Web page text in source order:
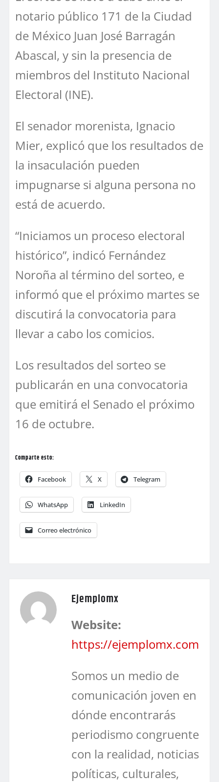
notario público 171 de la Ciudad
de México Juan José Barragán
Abascal, y sin la presencia de
miembros del Instituto Nacional
Electoral (INE).
El senador morenista, Ignacio
Mier, explicó que los resultados de
la insaculación pueden
impugnarse si alguna persona no
está de acuerdo.
“Iniciamos un proceso electoral
histórico”, indicó Fernández
Noroña al término del sorteo, e
informó que el próximo martes se
discutirá la convocatoria para
llevar a cabo los comicios.
Los resultados del sorteo se
publicarán en una convocatoria
que emitirá el Senado el próximo
16 de octubre.
Comparte esto:
Facebook X Telegram
WhatsApp LinkedIn
Correo electrónico
Ejemplomx
Website:
https://ejemplomx.com
Somos un medio de
comunicación joven en
dónde encontrarás
periodismo congruente
con la realidad, noticias
políticas, culturales,